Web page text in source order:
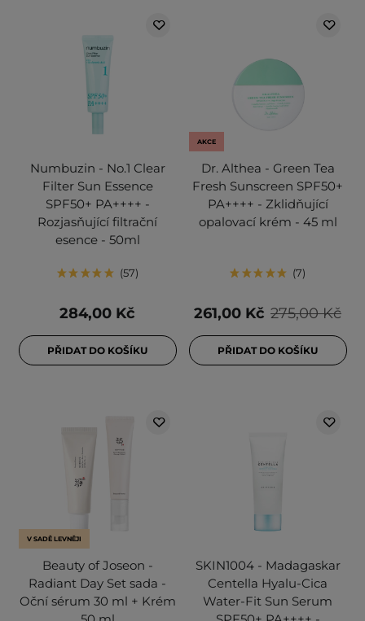
Numbuzin - No.1 Clear
Filter Sun Essence
SPF50+ PA++++ -
Rozjasňující filtrační
esence - 50ml
57
284,00 Kč
PŘIDAT DO KOŠÍKU
AKCE
Dr. Althea - Green Tea
Fresh Sunscreen SPF50+
PA++++ - Zklidňující
opalovací krém - 45 ml
7
275,00 Kč
261,00 Kč
PŘIDAT DO KOŠÍKU
V SADĚ LEVNĚJI
Beauty of Joseon -
Radiant Day Set sada -
Oční sérum 30 ml + Krém
SKIN1004 - Madagaskar
Centella Hyalu-Cica
Water-Fit Sun Serum